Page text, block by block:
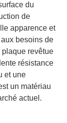
du
de
apparence et
besoins de
revêtue
résistance
et une
un matériau
actuel.